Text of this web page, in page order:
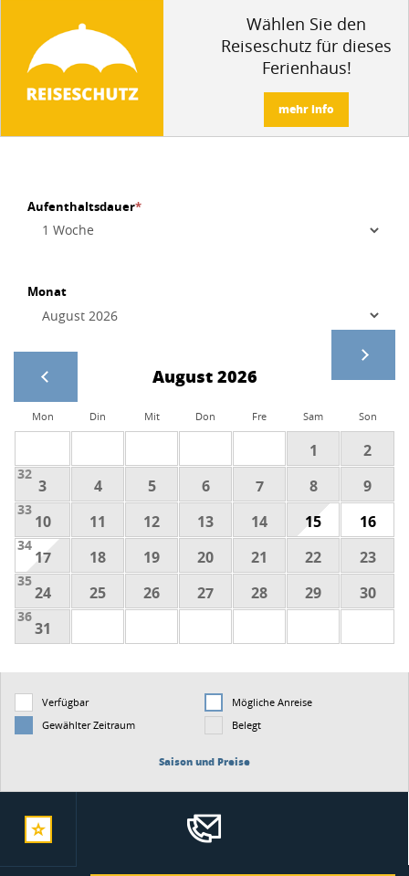
Wählen Sie den
Reiseschutz für dieses
Ferienhaus!
mehr info
Aufenthaltsdauer*
Monat
August 2026
Mon Din Mit Don Fre Sam Son
1 2
32
3 4 5 6 7 8 9
33
10 11 12 13 14 15 16
34
17 18 19 20 21 22 23
35
24 25 26 27 28 29 30
36
31
Verfügbar
Mögliche Anreise
Gewählter Zeitraum
Belegt
Saison und Preise